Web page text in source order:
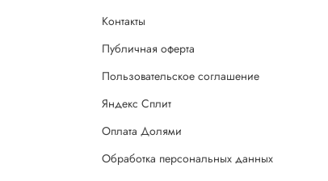
Контакты
Публичная оферта
Пользовательское соглашение
Яндекс Сплит
Оплата Долями
Обработка персональных данных